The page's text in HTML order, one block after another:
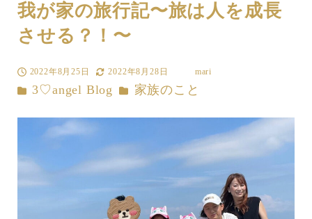
我が家の旅行記〜旅は人を成長
させる？！〜
投稿日
2022年8月25日
更新日
2022年8月28日
者
mari
カテゴリー
3♡angel Blog カテゴリー
家族のこと